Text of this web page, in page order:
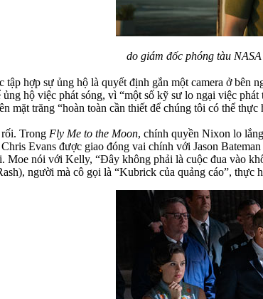
do giám đốc phóng tàu
hợp sự ủng hộ là quyết định gắn một camera ở
hộ việc phát sóng, vì “một số kỹ sư lo ngại việc
mặt trăng “hoàn toàn cần thiết để chúng tôi có thể
Trong Fly Me to the Moon, chính quyền Nixon lo
Evans được giao đóng vai chính với Jason
Moe nói với Kelly, “Đây không phải là cuộc đua vào
người mà cô gọi là “Kubrick của quảng cáo”, thực